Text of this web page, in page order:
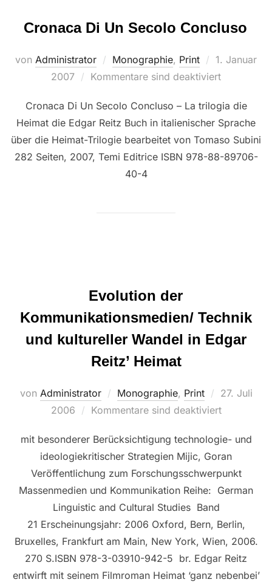
Cronaca Di Un Secolo Concluso
von Administrator Monographie, Print
am
1. Januar
2007
Kommentare sind deaktiviert
Cronaca Di Un Secolo Concluso – La trilogia die
Heimat die Edgar Reitz Buch in italienischer Sprache
über die Heimat-Trilogie bearbeitet von Tomaso Subini
282 Seiten, 2007, Temi Editrice ISBN 978-88-89706-
40-4
Evolution der
Kommunikationsmedien/ Technik
und kultureller Wandel in Edgar
Reitz’ Heimat
von Administrator Monographie, Print
am
27. Juli
2006
Kommentare sind deaktiviert
mit besonderer Berücksichtigung technologie- und
ideologiekritischer Strategien Mijic, Goran
Veröffentlichung zum Forschungsschwerpunkt
Massenmedien und Kommunikation Reihe: German
Linguistic and Cultural Studies Band
21 Erscheinungsjahr: 2006 Oxford, Bern, Berlin,
Bruxelles, Frankfurt am Main, New York, Wien, 2006.
270 S.ISBN 978-3-03910-942-5 br. Edgar Reitz
entwirft mit seinem Filmroman Heimat ‘ganz nebenbei’